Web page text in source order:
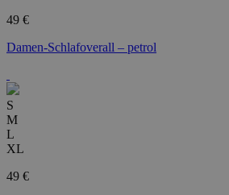
49 €
Damen-Schlafoverall – petrol
S
M
L
XL
49 €